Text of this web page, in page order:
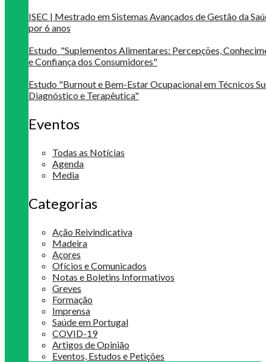
ISEC | Mestrado em Sistemas Avançados de Gestão da
por 6 anos
Estudo "Suplementos Alimentares: Percepções,
e Confiança dos Consumidores"
Estudo "Burnout e Bem-Estar Ocupacional em Técnicos
Diagnóstico e Terapêutica"
Eventos
Todas as Notícias
Agenda
Media
Categorias
Ação Reivindicativa
Madeira
Açores
Ofícios e Comunicados
Notas e Boletins Informativos
Greves
Formação
Imprensa
Saúde em Portugal
COVID-19
Artigos de Opinião
Eventos, Estudos e Petições